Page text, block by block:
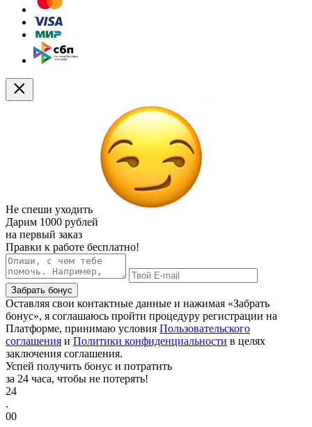
Не спеши уходить
Дарим 1000 рублей
на первый заказ
Правки к работе бесплатно!
Забрать бонус
Оставляя свои контактные данные и нажимая «Забрать
бонус», я соглашаюсь пройти процедуру регистрации на
Платформе, принимаю условия Пользовательского
соглашения и Политики конфиденциальности в целях
заключения соглашения.
Успей получить бонус и потратить
за 24 часа, чтобы не потерять!
24
.
00